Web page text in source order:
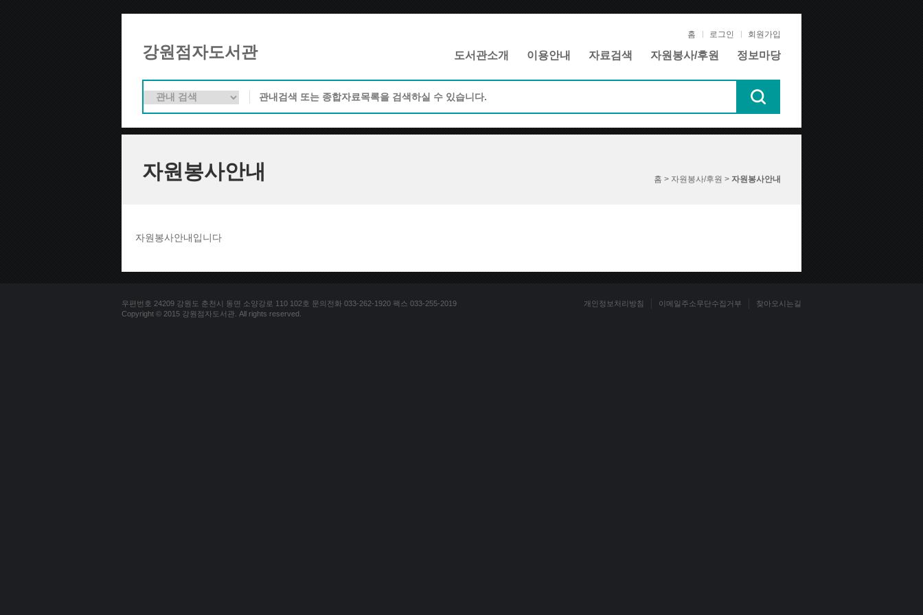
강원점자도서관
홈 로그인 회원가입
도서관소개 이용안내 자료검색 자원봉사/후원 정보마당
자원봉사안내 홈 > 자원봉사/후원 > 자원봉사안내
자원봉사안내입니다
우편번호 24209 강원도 춘천시 동면 소양강로 110 102호 문의전화 033-262-1920 팩스 033-255-2019
Copyright © 2015 강원점자도서관. All rights reserved.
개인정보처리방침 이메일주소무단수집거부 찾아오시는길